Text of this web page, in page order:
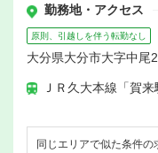
勤務地・アクセス
原則、引越しを伴う転勤なし
大分県大分市大字中尾
ＪＲ久大本線「賀
同じエリアで似た条件